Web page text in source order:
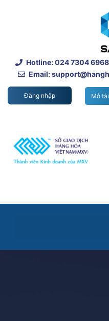
Hotline:024 7304 6968
Email:
Đăng nhập Mở